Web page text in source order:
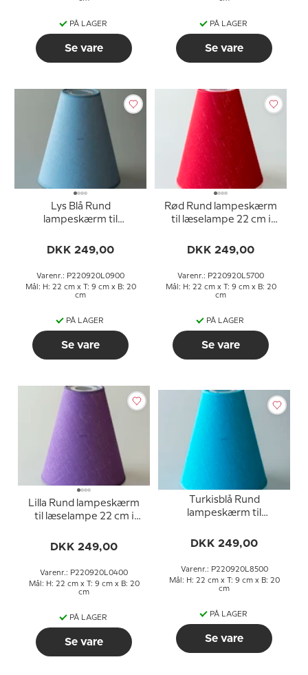
PÅ LAGER
Se vare
PÅ LAGER
Se vare
Lys Blå Rund
lampeskærm til
højden til E27 fatning
omløbsringe
DKK 249,00
Varenr.: P220920L0900
Mål: H: 22 cm x T: 9 cm x B: 20
cm
PÅ LAGER
Se vare
Rød Rund lampeskærm
til læselampe 22 cm i
med gevind og
DKK 249,00
Varenr.: P220920L5700
Mål: H: 22 cm x T: 9 cm x B: 20
cm
PÅ LAGER
Se vare
Lilla Rund lampeskærm
til læselampe 22 cm i
med gevind og
DKK 249,00
Varenr.: P220920L0400
Mål: H: 22 cm x T: 9 cm x B: 20
cm
PÅ LAGER
Se vare
Turkisblå Rund
lampeskærm til
højden til E27 fatning
omløbsringe
DKK 249,00
Varenr.: P220920L8500
Mål: H: 22 cm x T: 9 cm x B: 20
cm
PÅ LAGER
Se vare